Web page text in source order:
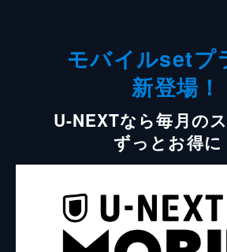
モバイルsetプ
新登場！
U-NEXTなら毎月の
ずっとお得に